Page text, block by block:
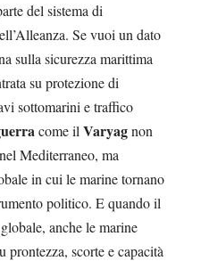
del sistema di
Se vuoi un dato
sulla sicurezza marittima
su protezione di
sottomarini e traffico
come il Varyagnon
Mediterraneo, ma
in cui le marine tornano
politico. E quando il
anche le marine
prontezza, scorte e capacità